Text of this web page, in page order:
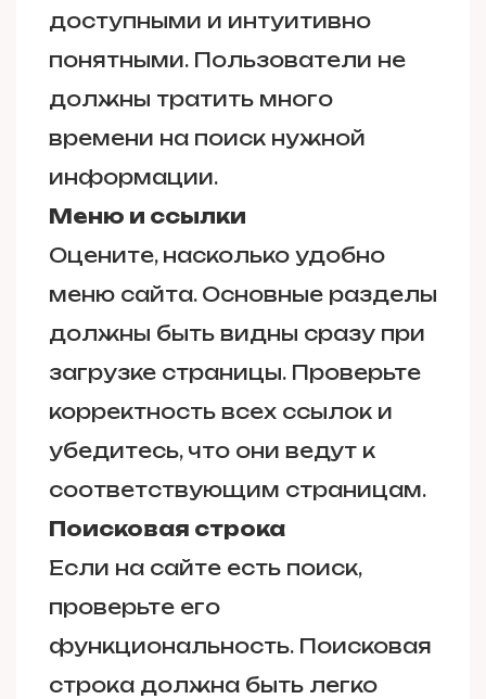
доступными и интуитивно
понятными. Пользователи не
должны тратить много
времени на поиск нужной
информации.
Меню и ссылки
Оцените, насколько удобно
меню сайта. Основные разделы
должны быть видны сразу при
загрузке страницы. Проверьте
корректность всех ссылок и
убедитесь, что они ведут к
соответствующим страницам.
Поисковая строка
Если на сайте есть поиск,
проверьте его
функциональность. Поисковая
строка должна быть легко